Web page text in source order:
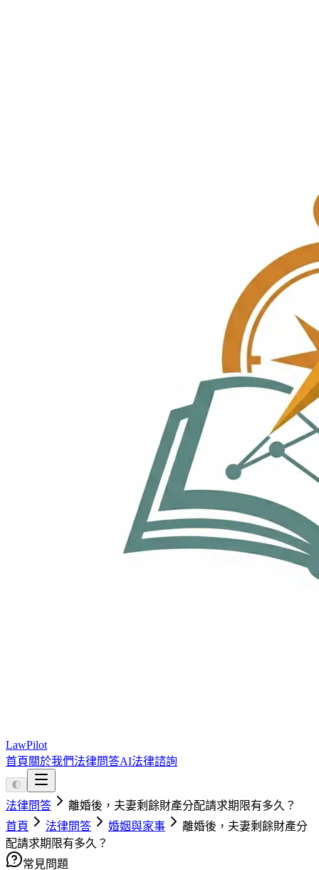
LawPilot
首頁 關於我們法律問答AI法律諮詢
🌓
法律問答
離婚後，夫妻剩餘財產分配請求期限有多久？
首頁
法律問答 婚姻與家事
離婚後，夫妻剩餘財產分
配請求期限有多久？
常見問題